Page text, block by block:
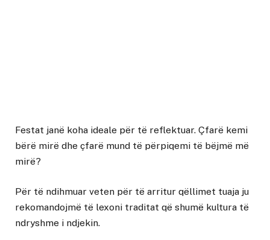
Festat janë koha ideale për të reflektuar. Çfarë kemi
bërë mirë dhe çfarë mund të përpiqemi të bëjmë më
mirë?
Për të ndihmuar veten për të arritur qëllimet tuaja ju
rekomandojmë të lexoni traditat që shumë kultura të
ndryshme i ndjekin.